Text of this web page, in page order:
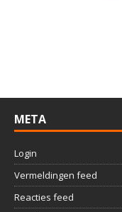
META
Login
Vermeldingen feed
Reacties feed